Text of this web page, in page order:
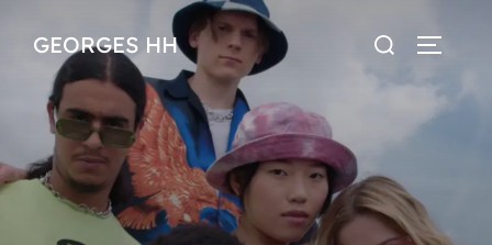
GEORGES HH